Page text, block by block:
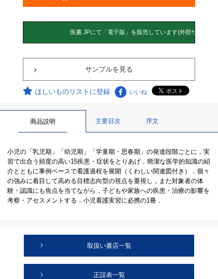
サンプルを見る
ほしいものリストに登録 いいね
商品説明 主要目次 序文
小児の「乳児期」「幼児期」「学童期・思春期」の発達段階ごとに，実
習で出合う頻度の高い15疾患・症状をとりあげ，簡潔な医学的知識の紹
介とともに事例ベースで看護過程を展開（くわしい関連図付き）．個々
の強みに着目して高める目標志向型の視点を重視し，また対象者の体
験・認識にも焦点を当てながら，子どもや家族への疾患・治療の影響を
考察・アセスメントする．小児看護実習に必携の1冊．
取扱い書店一覧
正誤表一覧